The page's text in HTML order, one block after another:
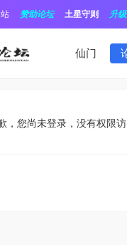
赞助论坛 土星守则 升
仙门
，您尚未登录，没有权限